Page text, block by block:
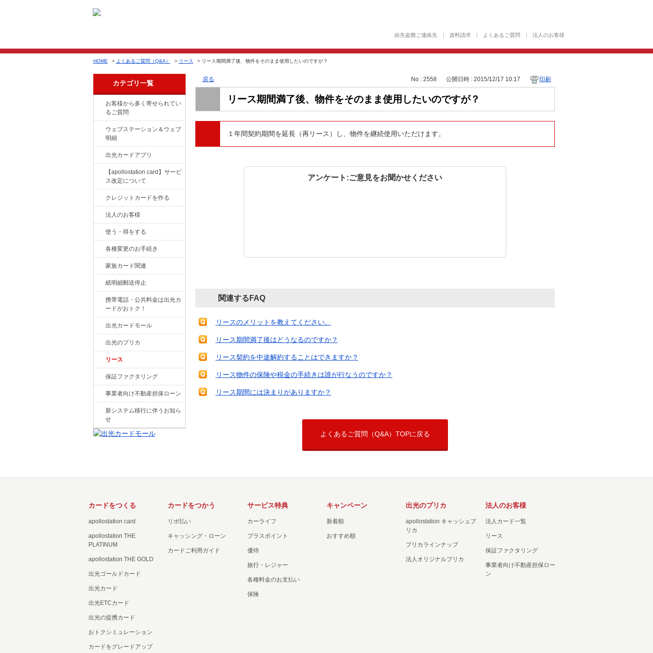
紛失盗難ご連絡先 資料請求 よくあるご質問 法人のお客様
HOME > よくあるご質問（Q&A） > リース > リース期間満了後、物件をそのまま使用したいのですが？
カテゴリ一覧
お客様から多く寄せられてい
るご質問
ウェブステーション＆ウェブ
明細
出光カードアプリ
【apollostation card】サービ
ス改定について
クレジットカードを作る
法人のお客様
使う・得をする
各種変更のお手続き
家族カード関連
紙明細郵送停止
携帯電話・公共料金は出光カ
ードがおトク！
出光カードモール
出光のプリカ
リース
保証ファクタリング
事業者向け不動産担保ローン
新システム移行に伴うお知ら
せ
戻る No : 2558 公開日時 : 2015/12/17 10:17 印刷
リース期間満了後、物件をそのまま使用したいのですが？
１年間契約期間を延長（再リース）し、物件を継続使用いただけます。
アンケート:ご意見をお聞かせください
関連するFAQ
リースのメリットを教えてください。
リース期間満了後はどうなるのですか？
リース契約を中途解約することはできますか？
リース物件の保険や税金の手続きは誰が行なうのですか？
リース期間には決まりがありますか？
よくあるご質問（Q&A）TOPに戻る
カードをつくる
apollostation card
apollostation THE
PLATINUM
apollostation THE GOLD
出光ゴールドカード
出光カード
出光ETCカード
出光の提携カード
おトクシミュレーション
カードをグレードアップ
カードをつかう
リボ払い
キャッシング・ローン
カードご利用ガイド
サービス特典
カーライフ
プラスポイント
優待
旅行・レジャー
各種料金のお支払い
保険
キャンペーン
新着順
おすすめ順
出光のプリカ
apollostation キャッシュプ
リカ
プリカラインナップ
法人オリジナルプリカ
法人のお客様
法人カード一覧
リース
保証ファクタリング
事業者向け不動産担保ロー
ン